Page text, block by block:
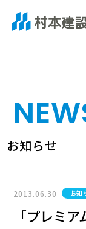
お知らせ
2013.06.30 お知
「プレミ